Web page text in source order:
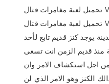
تحميل لعبة مغامرات قتال Vault: Tomb of the King.
تحميل لعبة مغامرات قتال Vault: Tomb of the King
يوجد كنز قديم تابع لأحد
منذ قديم الزمن انت تسعى
اجل استكشاف الامر وان
الكنز وهو الامر الذي لن